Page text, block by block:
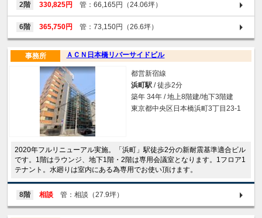
2階 330,825円 管：66,165円（24.06坪）
6階 365,750円 管：73,150円（26.6坪）
ＡＣＮ日本橋リバーサイドビル
事務所
都営新宿線
浜町駅 / 徒歩2分
築年 34年 / 地上8階建/地下3階建
東京都中央区日本橋浜町3丁目23-1
2020年フルリニューアル実施。「浜町」駅徒歩2分の新耐震基準適合ビル
です。1階はラウンジ、地下1階・2階は専用会議室となります。1フロア1
テナント。水廻りは室内にある為専用でお使い頂けます。
8階 相談 管：相談（27.9坪）